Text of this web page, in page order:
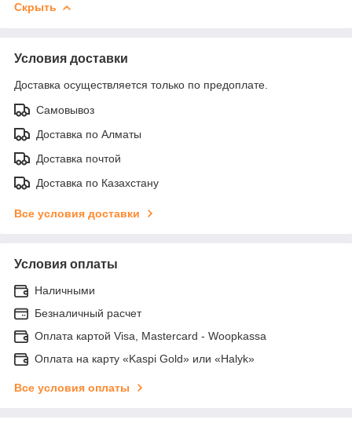
Скрыть
Условия доставки
Доставка осуществляется только по предоплате.
Самовывоз
Доставка по Алматы
Доставка почтой
Доставка по Казахстану
Все условия доставки
Условия оплаты
Наличными
Безналичный расчет
Оплата картой Visa, Mastercard - Woopkassa
Оплата на карту «Kaspi Gold» или «Halyk»
Все условия оплаты